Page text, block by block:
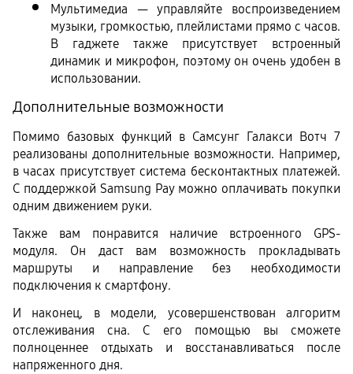
Мультимедиа — управляйте воспроизведением
музыки, громкостью, плейлистами прямо с часов.
В гаджете также присутствует встроенный
динамик и микрофон, поэтому он очень удобен в
использовании.
Дополнительные возможности
Помимо базовых функций в Самсунг Галакси Вотч 7
реализованы дополнительные возможности. Например,
в часах присутствует система бесконтактных платежей.
С поддержкой Samsung Pay можно оплачивать покупки
одним движением руки.
Также вам понравится наличие встроенного GPS-
модуля. Он даст вам возможность прокладывать
маршруты и направление без необходимости
подключения к смартфону.
И наконец, в модели, усовершенствован алгоритм
отслеживания сна. С его помощью вы сможете
полноценнее отдыхать и восстанавливаться после
напряженного дня.